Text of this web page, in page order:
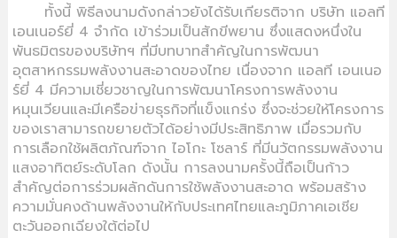
ทั้งนี้ พิธีลงนามดังกล่าวยังได้รับเกียรติจาก บริษัท แอลที
เอนเนอร์ยี่ 4 จำกัด เข้าร่วมเป็นสักขีพยาน ซึ่งแสดงหนึ่งใน
พันธมิตรของบริษัทฯ ที่มีบทบาทสำคัญในการพัฒนา
อุตสาหกรรมพลังงานสะอาดของไทย เนื่องจาก แอลที เอนเนอ
ร์ยี่ 4 มีความเชี่ยวชาญในการพัฒนาโครงการพลังงาน
หมุนเวียนและมีเครือข่ายธุรกิจที่แข็งแกร่ง ซึ่งจะช่วยให้โครงการ
ของเราสามารถขยายตัวได้อย่างมีประสิทธิภาพ เมื่อรวมกับ
การเลือกใช้ผลิตภัณฑ์จาก ไอโกะ โซลาร์ ที่มีนวัตกรรมพลังงาน
แสงอาทิตย์ระดับโลก ดังนั้น การลงนามครั้งนี้ถือเป็นก้าว
สำคัญต่อการร่วมผลักดันการใช้พลังงานสะอาด พร้อมสร้าง
ความมั่นคงด้านพลังงานให้กับประเทศไทยและภูมิภาคเอเชีย
ตะวันออกเฉียงใต้ต่อไป